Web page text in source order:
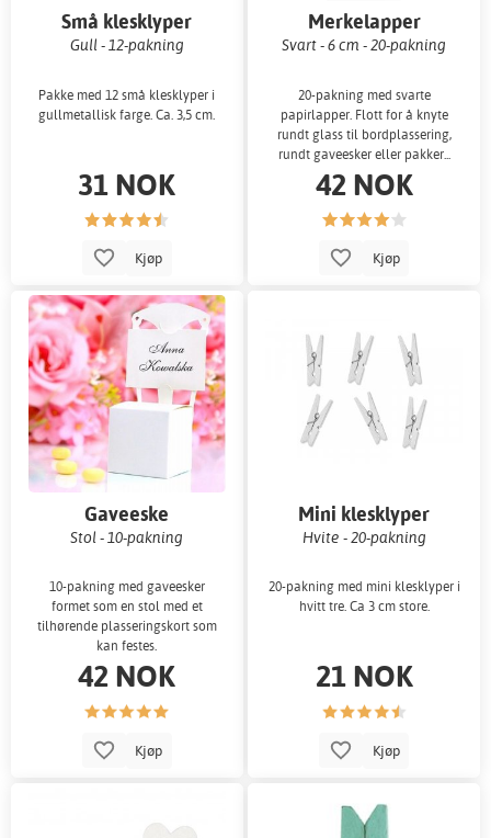
Små klesklyper
Gull - 12-pakning
Pakke med 12 små klesklyper i
gullmetallisk farge. Ca. 3,5 cm.
31 NOK
Kjøp
Merkelapper
Svart - 6 cm - 20-pakning
20-pakning med svarte
papirlapper. Flott for å knyte
rundt glass til bordplassering,
rundt gaveesker eller pakker...
42 NOK
Kjøp
Gaveeske
Stol - 10-pakning
10-pakning med gaveesker
formet som en stol med et
tilhørende plasseringskort som
kan festes.
42 NOK
Kjøp
Mini klesklyper
Hvite - 20-pakning
20-pakning med mini klesklyper i
hvitt tre. Ca 3 cm store.
21 NOK
Kjøp